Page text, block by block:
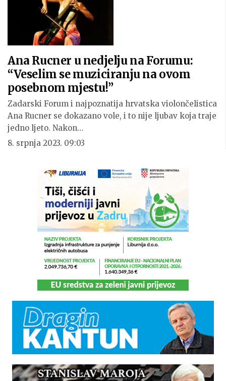
Ana Rucner u nedjelju na Forumu:
“Veselim se muziciranju na ovom
posebnom mjestu!”
Zadarski Forum i najpoznatija hrvatska violončelistica
Ana Rucner se dokazano vole, i to nije ljubav koja traje
jedno ljeto. Nakon…
8. srpnja 2023. 09:03